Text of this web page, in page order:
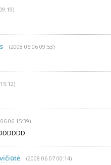
(2008 06 06 09:53)
06 15:39)
(2008 06 07 00:14)